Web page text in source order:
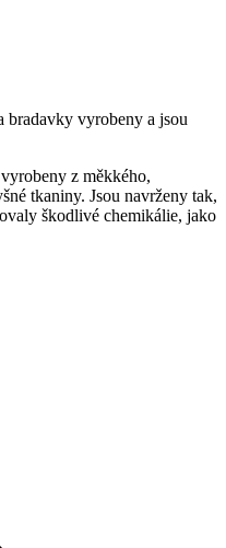
bradavky vyrobeny a jsou
z měkkého,
tkaniny. Jsou navrženy tak,
škodlivé chemikálie, jako